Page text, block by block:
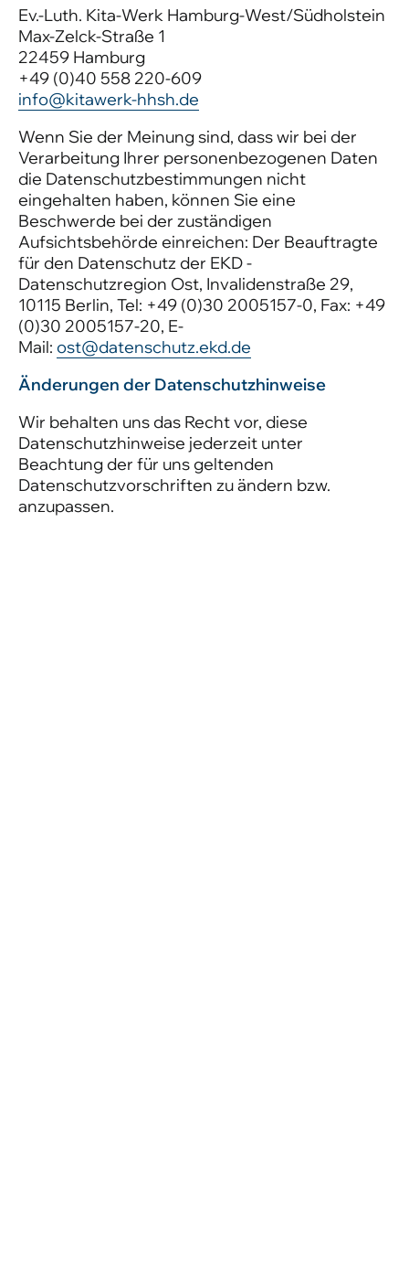
Ev.-Luth. Kita-Werk Hamburg-West/Südholstein
Max-Zelck-Straße 1
22459 Hamburg
+49 (0)40 558 220-609
info@kitawerk-hhsh.de
Wenn Sie der Meinung sind, dass wir bei der
Verarbeitung Ihrer personenbezogenen Daten
die Datenschutzbestimmungen nicht
eingehalten haben, können Sie eine
Beschwerde bei der zuständigen
Aufsichtsbehörde einreichen: Der Beauftragte
für den Datenschutz der EKD -
Datenschutzregion Ost, Invalidenstraße 29,
10115 Berlin, Tel: +49 (0)30 2005157-0, Fax: +49
(0)30 2005157-20, E-
Mail: ost@datenschutz.ekd.de
Änderungen der Datenschutzhinweise
Wir behalten uns das Recht vor, diese
Datenschutzhinweise jederzeit unter
Beachtung der für uns geltenden
Datenschutzvorschriften zu ändern bzw.
anzupassen.